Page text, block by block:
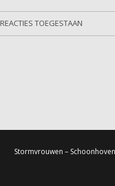
TOEGESTAAN
Stormvrouwen –